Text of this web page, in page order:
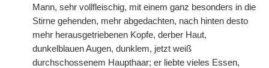
Mann, sehr vollfleischig, mit einem ganz besonders in die
Stirne gehenden, mehr abgedachten, nach hinten desto
mehr herausgetriebenen Kopfe, derber Haut,
dunkelblauen Augen, dunklem, jetzt weiß
durchschossenem Haupthaar; er liebte vieles Essen,